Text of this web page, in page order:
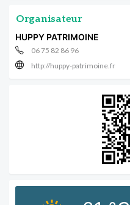
Organisateur
HUPPY PATRIMOINE
06 75 82 86 96
http://huppy-patrimoine.fr